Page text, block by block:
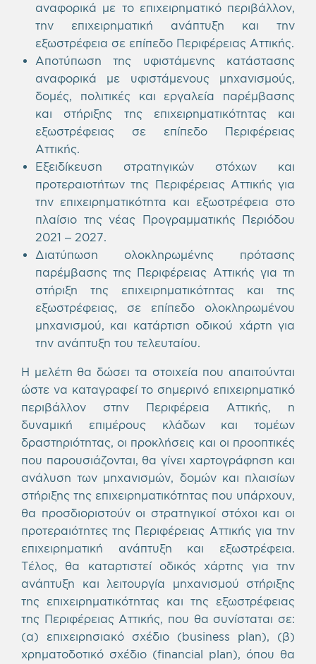
αναφορικά με το επιχειρηματικό περιβάλλον,
την επιχειρηματική ανάπτυξη και την
εξωστρέφεια σε επίπεδο Περιφέρειας Αττικής.
Αποτύπωση της υφιστάμενης κατάστασης
αναφορικά με υφιστάμενους μηχανισμούς,
δομές, πολιτικές και εργαλεία παρέμβασης
και στήριξης της επιχειρηματικότητας και
εξωστρέφειας σε επίπεδο Περιφέρειας
Αττικής.
Εξειδίκευση στρατηγικών στόχων και
προτεραιοτήτων της Περιφέρειας Αττικής για
την επιχειρηματικότητα και εξωστρέφεια στο
πλαίσιο της νέας Προγραμματικής Περιόδου
2021 – 2027.
Διατύπωση ολοκληρωμένης πρότασης
παρέμβασης της Περιφέρειας Αττικής για τη
στήριξη της επιχειρηματικότητας και της
εξωστρέφειας, σε επίπεδο ολοκληρωμένου
μηχανισμού, και κατάρτιση οδικού χάρτη για
την ανάπτυξη του τελευταίου.
Η μελέτη θα δώσει τα στοιχεία που απαιτούνται
ώστε να καταγραφεί το σημερινό επιχειρηματικό
περιβάλλον στην Περιφέρεια Αττικής, η
δυναμική επιμέρους κλάδων και τομέων
δραστηριότητας, οι προκλήσεις και οι προοπτικές
που παρουσιάζονται, θα γίνει χαρτογράφηση και
ανάλυση των μηχανισμών, δομών και πλαισίων
στήριξης της επιχειρηματικότητας που υπάρχουν,
θα προσδιοριστούν οι στρατηγικοί στόχοι και οι
προτεραιότητες της Περιφέρειας Αττικής για την
επιχειρηματική ανάπτυξη και εξωστρέφεια.
Τέλος, θα καταρτιστεί οδικός χάρτης για την
ανάπτυξη και λειτουργία μηχανισμού στήριξης
της επιχειρηματικότητας και της εξωστρέφειας
της Περιφέρειας Αττικής, που θα συνίσταται σε:
(α) επιχειρησιακό σχέδιο (business plan), (β)
χρηματοδοτικό σχέδιο (financial plan), όπου θα